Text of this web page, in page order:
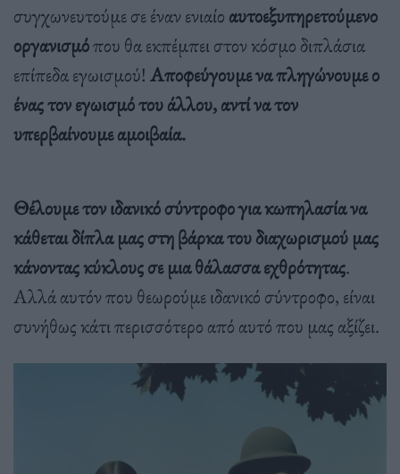
συγχωνευτούμε σε έναν ενιαίο αυτοεξυπηρετούμενο
οργανισμόπου θα εκπέμπει στον κόσμο διπλάσια
επίπεδα εγωισμού! Αποφεύγουμε να πληγώνουμε ο
ένας τον εγωισμό του άλλου, αντί να τον
υπερβαίνουμε αμοιβαία.
Θέλουμε τον ιδανικό σύντροφο για κωπηλασία να
κάθεται δίπλα μας στη βάρκα του διαχωρισμού μας
κάνοντας κύκλους σε μια θάλασσα εχθρότητας.
Αλλά αυτόν που θεωρούμε ιδανικό σύντροφο, είναι
συνήθως κάτι περισσότερο από αυτό που μας αξίζει.